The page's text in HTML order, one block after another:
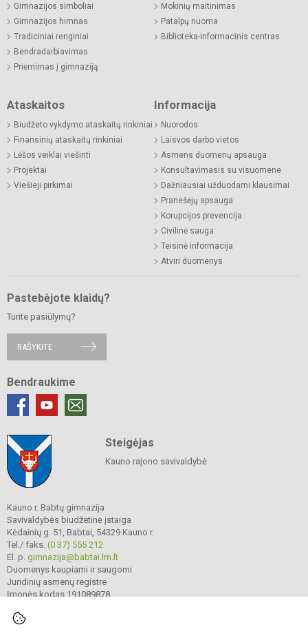
Gimnazijos simboliai
Gimnazijos himnas
Tradiciniai renginiai
Bendradarbiavimas
Priėmimas į gimnaziją
Mokinių maitinimas
Patalpų nuoma
Biblioteka-informacinis centras
Ataskaitos
Biudžeto vykdymo ataskaitų rinkiniai
Finansinių ataskaitų rinkiniai
Lėšos veiklai viešinti
Projektai
Viešieji pirkimai
Informacija
Nuorodos
Laisvos darbo vietos
Asmens duomenų apsauga
Konsultavimasis su visuomene
Dažniausiai užduodami klausimai
Pranešėjų apsauga
Korupcijos prevencija
Civilinė sauga
Teisinė informacija
Atviri duomenys
Pastebėjote klaidų?
Turite pasiūlymų?
RAŠYKITE
Bendraukime
Steigėjas
Kauno rajono savivaldybė
Kauno r. Babtų gimnazija
Savivaldybės biudžetinė įstaiga
Kėdainių g. 51, Babtai, 54329 Kauno r.
Tel./ faks. (0 37) 555 212
El. p. gimnazija@babtai.lm.lt
Duomenys kaupiami ir saugomi
Juridinių asmenų registre
Įmonės kodas 191089878